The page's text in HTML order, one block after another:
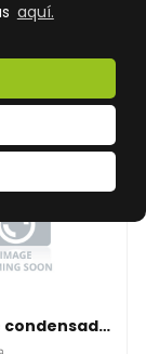
aquí.
y sigue el proceso
Bomba de condensados ZIMAKLIMA 2101-3000 para sistemas de climatización